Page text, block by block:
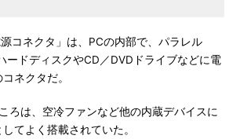
コネクタ」は、PCの内部で、パラレル
ードディスクやCD／DVDドライブなどに電
ネクタだ。
ろは、空冷ファンなど他の内蔵デバイスに
てよく搭載されていた。